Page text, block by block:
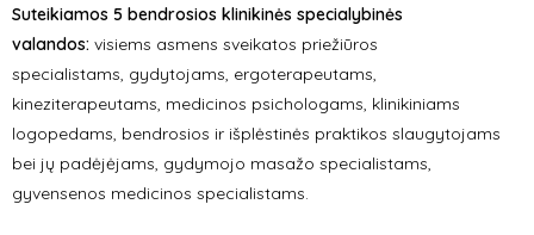
Suteikiamos 5 bendrosios klinikinės specialybinės
valandos: visiems asmens sveikatos priežiūros
specialistams, gydytojams, ergoterapeutams,
kineziterapeutams, medicinos psichologams, klinikiniams
logopedams, bendrosios ir išplėstinės praktikos slaugytojams
bei jų padėjėjams, gydymojo masažo specialistams,
gyvensenos medicinos specialistams.